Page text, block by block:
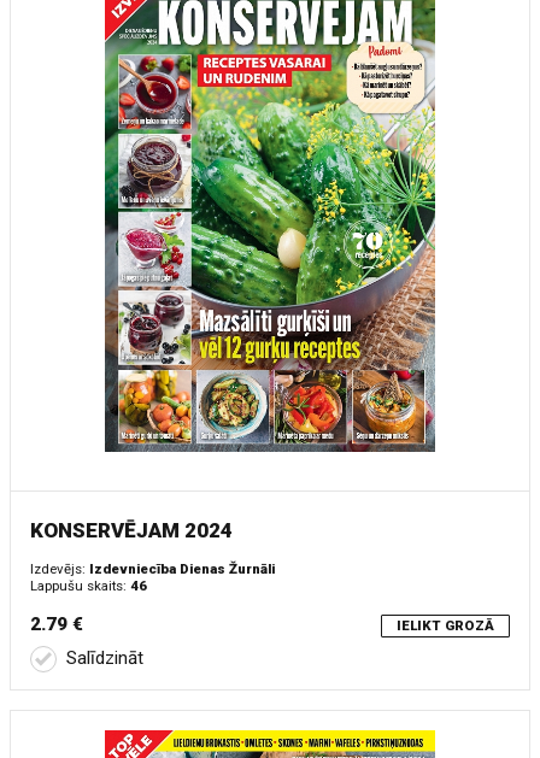
KONSERVĒJAM 2024
Izdevējs: Izdevniecība Dienas Žurnāli
Lappušu skaits: 46
2.79 € IELIKT GROZĀ
Salīdzināt